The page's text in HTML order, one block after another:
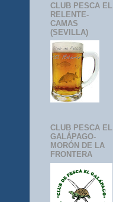
CLUB PESCA EL
RELENTE-
CAMAS
(SEVILLA)
CLUB PESCA EL
GALÁPAGO-
MORÓN DE LA
FRONTERA